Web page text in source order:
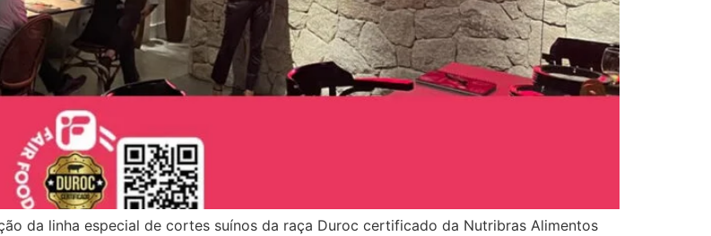
da linha especial de cortes suínos da raça Duroc certificado da Nutribras Alimentos